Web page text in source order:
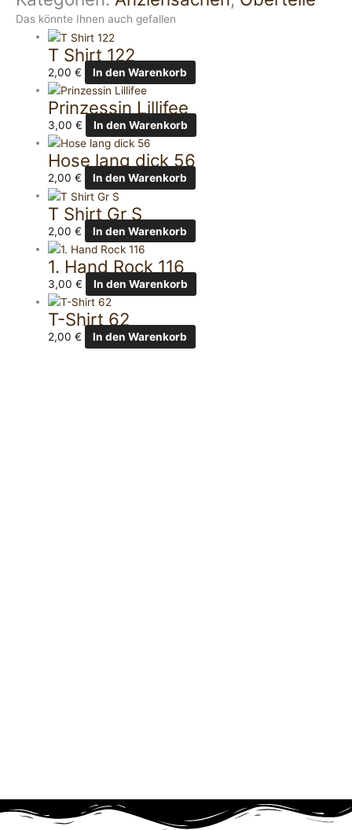
Das könnte Ihnen auch gefallen
T Shirt 122
2,00€ In den Warenkorb
Prinzessin Lillifee
3,00€ In den Warenkorb
Hose lang dick 56
2,00€ In den Warenkorb
T Shirt Gr S
2,00€ In den Warenkorb
1. Hand Rock 116
3,00€ In den Warenkorb
T-Shirt 62
2,00€ In den Warenkorb